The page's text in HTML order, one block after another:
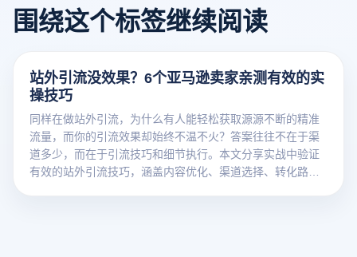
围绕这个标签继续阅读
站外引流没效果？6个亚马逊卖家亲测有效的实
操技巧
同样在做站外引流，为什么有人能轻松获取源源不断的精准
流量，而你的引流效果却始终不温不火？答案往往不在于渠
道多少，而在于引流技巧和细节执行。本文分享实战中验证
有效的站外引流技巧，涵盖内容优化、渠道选择、转化路径